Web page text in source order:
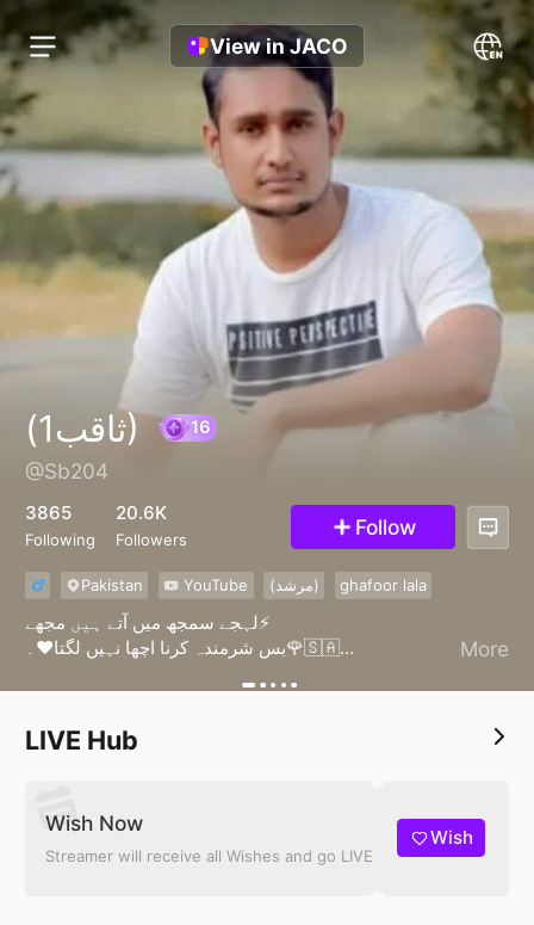
View in JACO
(ثاقب1)
@Sb204
3865
Following
20.6K
Followers Follow
Pakistan YouTube (مرشد) ghafoor lala
لہجے سمجھ میں آتے ہیں مجھے⚡
بس شرمندہ کرنا اچھا نہیں لگتا♥️۔🌹🇸🇦
Saqib jutt
More
LIVE Hub
Wish Now
Streamer will receive all Wishes and go LIVE
Wish